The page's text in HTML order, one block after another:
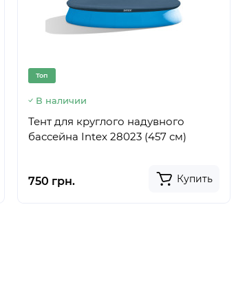
Топ
В наличии
Тент для круглого надувного
бассейна Intex 28023 (457 см)
750 грн. Купить